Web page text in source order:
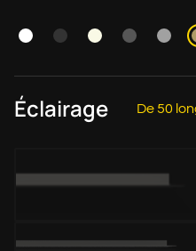
Éclairage De 50